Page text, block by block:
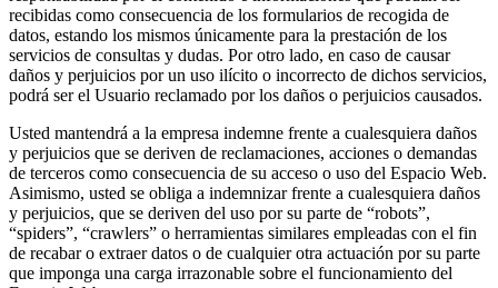
recibidas como consecuencia de los formularios de recogida de
datos, estando los mismos únicamente para la prestación de los
servicios de consultas y dudas. Por otro lado, en caso de causar
daños y perjuicios por un uso ilícito o incorrecto de dichos servicios,
podrá ser el Usuario reclamado por los daños o perjuicios causados.
Usted mantendrá a la empresa indemne frente a cualesquiera daños
y perjuicios que se deriven de reclamaciones, acciones o demandas
de terceros como consecuencia de su acceso o uso del Espacio Web.
Asimismo, usted se obliga a indemnizar frente a cualesquiera daños
y perjuicios, que se deriven del uso por su parte de “robots”,
“spiders”, “crawlers” o herramientas similares empleadas con el fin
de recabar o extraer datos o de cualquier otra actuación por su parte
que imponga una carga irrazonable sobre el funcionamiento del